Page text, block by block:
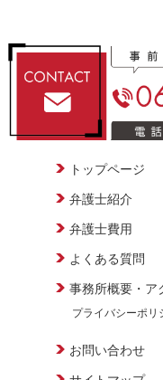
トップページ
弁護士紹介
弁護士費用
よくある質問
事務所概要・ア
プライバシーポリ
お問い合わせ